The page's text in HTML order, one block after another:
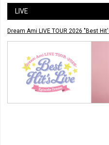
LIVE
Dream Ami LIVE TOUR 2026 "Best